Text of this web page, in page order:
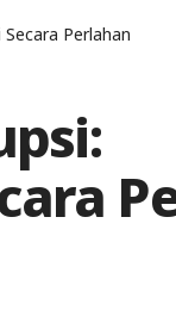
Perlahan